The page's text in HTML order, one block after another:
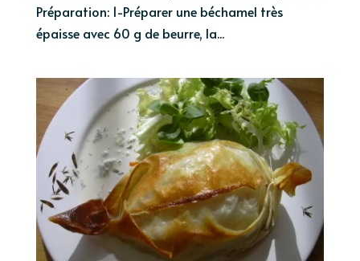
Préparation: 1-Préparer une béchamel très
épaisse avec 60 g de beurre, la...